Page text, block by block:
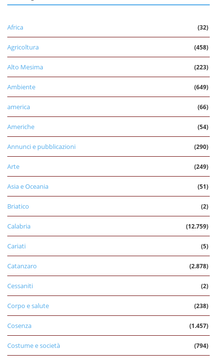
Africa (32)
Agricoltura (458)
Alto Mesima (223)
Ambiente (649)
america (66)
Americhe (54)
Annunci e pubblicazioni (290)
Arte (249)
Asia e Oceania (51)
Briatico (2)
Calabria (12.759)
Cariati (5)
Catanzaro (2.878)
Cessaniti (2)
Corpo e salute (238)
Cosenza (1.457)
Costume e società (794)